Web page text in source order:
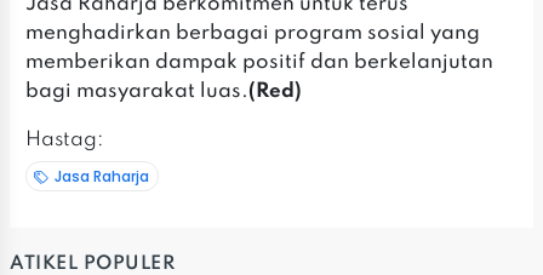
‎‎Jasa Raharja berkomitmen untuk terus
menghadirkan berbagai program sosial yang
memberikan dampak positif dan berkelanjutan
bagi masyarakat luas.‎(Red)
Hastag:
Jasa Raharja
ATIKEL POPULER